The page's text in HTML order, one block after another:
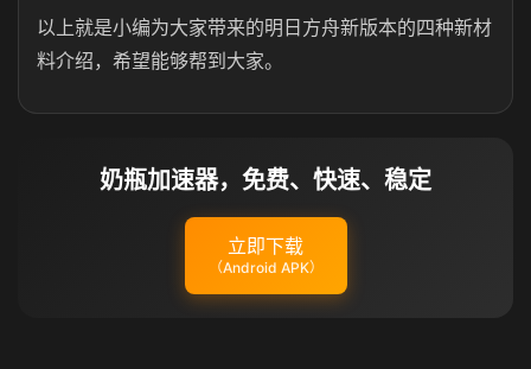
以上就是小编为大家带来的明日方舟新版本的四种新材
料介绍，希望能够帮到大家。
奶瓶加速器，免费、快速、稳定
立即下载
（Android APK）